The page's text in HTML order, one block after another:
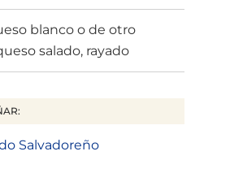
blanco o de otro
salado, rayado
Salvadoreño